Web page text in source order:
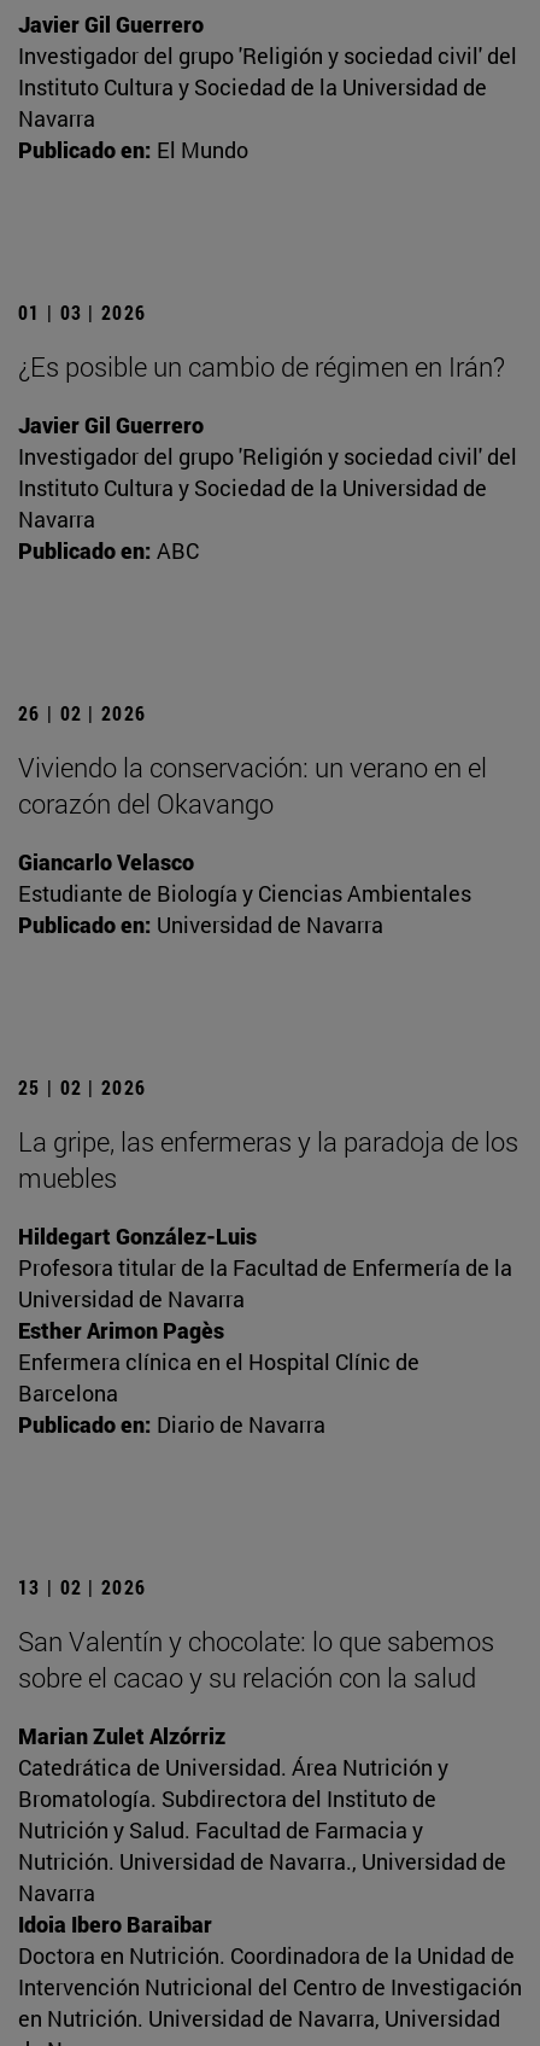
Javier Gil Guerrero
Investigador del grupo 'Religión y sociedad civil' del
Instituto Cultura y Sociedad de la Universidad de
Navarra
Publicado en: El Mundo
01 | 03 | 2026
¿Es posible un cambio de régimen en Irán?
Javier Gil Guerrero
Investigador del grupo 'Religión y sociedad civil' del
Instituto Cultura y Sociedad de la Universidad de
Navarra
Publicado en: ABC
26 | 02 | 2026
Viviendo la conservación: un verano en el
corazón del Okavango
Giancarlo Velasco
Estudiante de Biología y Ciencias Ambientales
Publicado en: Universidad de Navarra
25 | 02 | 2026
La gripe, las enfermeras y la paradoja de los
muebles
Hildegart González-Luis
Profesora titular de la Facultad de Enfermería de la
Universidad de Navarra
Esther Arimon Pagès
Enfermera clínica en el Hospital Clínic de
Barcelona
Publicado en: Diario de Navarra
13 | 02 | 2026
San Valentín y chocolate: lo que sabemos
sobre el cacao y su relación con la salud
Marian Zulet Alzórriz
Catedrática de Universidad. Área Nutrición y
Bromatología. Subdirectora del Instituto de
Nutrición y Salud. Facultad de Farmacia y
Nutrición. Universidad de Navarra., Universidad de
Navarra
Idoia Ibero Baraibar
Doctora en Nutrición. Coordinadora de la Unidad de
Intervención Nutricional del Centro de Investigación
en Nutrición. Universidad de Navarra, Universidad